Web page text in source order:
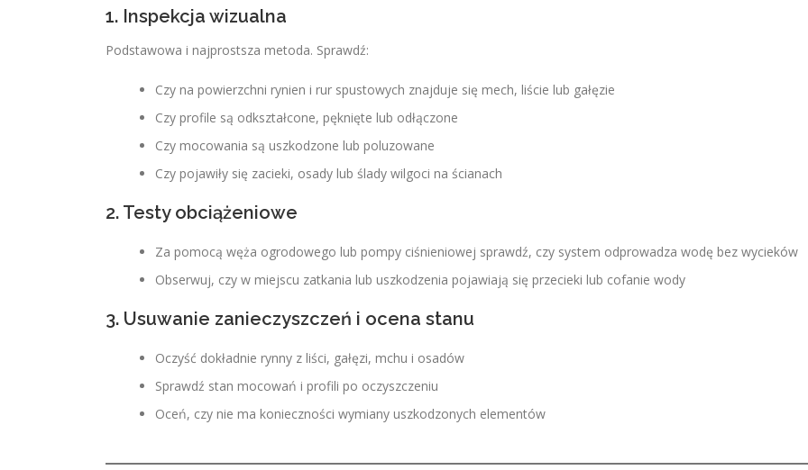
1. Inspekcja wizualna
Podstawowa i najprostsza metoda. Sprawdź:
Czy na powierzchni rynien i rur spustowych znajduje się mech, liście lub gałęzie
Czy profile są odkształcone, pęknięte lub odłączone
Czy mocowania są uszkodzone lub poluzowane
Czy pojawiły się zacieki, osady lub ślady wilgoci na ścianach
2. Testy obciążeniowe
Za pomocą węża ogrodowego lub pompy ciśnieniowej sprawdź, czy system odprowadza wodę bez wycieków
Obserwuj, czy w miejscu zatkania lub uszkodzenia pojawiają się przecieki lub cofanie wody
3. Usuwanie zanieczyszczeń i ocena stanu
Oczyść dokładnie rynny z liści, gałęzi, mchu i osadów
Sprawdź stan mocowań i profili po oczyszczeniu
Oceń, czy nie ma konieczności wymiany uszkodzonych elementów